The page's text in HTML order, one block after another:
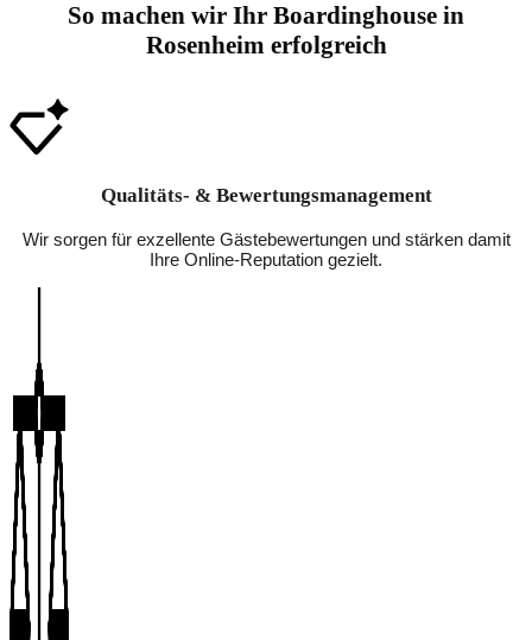
So machen wir Ihr Boardinghouse in
Rosenheim erfolgreich
Qualitäts- & Bewertungsmanagement
Wir sorgen für exzellente Gästebewertungen und stärken damit
Ihre Online-Reputation gezielt.